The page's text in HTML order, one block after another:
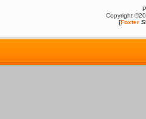
Copyright
[Foxter